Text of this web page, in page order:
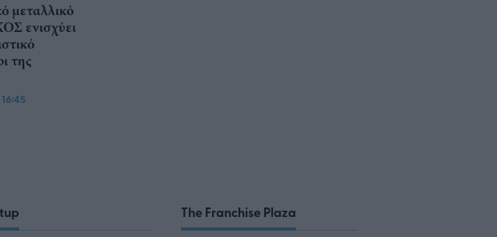
μεταλλικό
ενισχύει
της
16:45
The Franchise Plaza